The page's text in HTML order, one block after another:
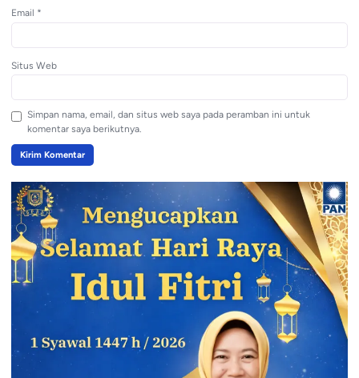
Email *
Situs Web
Simpan nama, email, dan situs web saya pada peramban ini untuk
komentar saya berikutnya.